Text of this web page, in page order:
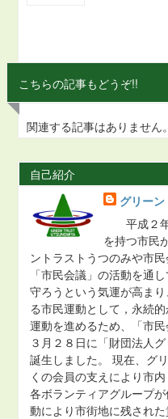
こちらの記事もどうぞ!!
関連する記事はありません。
自己紹介
グリー
平成２年
を持つ市民
ントラストうつのみや市
「市民会議」の活動を通
守ろうという気運が高ま
る市民運動として，永続
運動を進めるため、「市
３月２８日に「財団法人
誕生しました。 現在、グ
くの会員の支えにより市
各ボランティアグループ
動により市街地に残された